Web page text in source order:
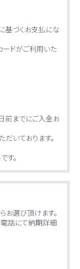
基づくお支払にな
ードがご利用いた
前までにご入金お
いております。
す。
お選び頂けます。
電話にて納期詳細